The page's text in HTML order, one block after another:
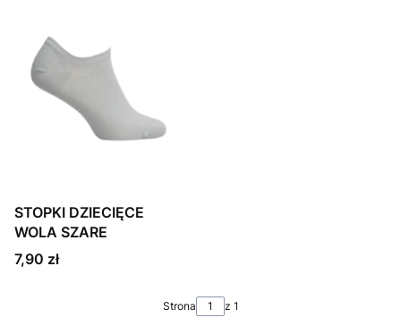
STOPKI DZIECIĘCE
WOLA SZARE
Cena
7,90 zł
Strona z 1